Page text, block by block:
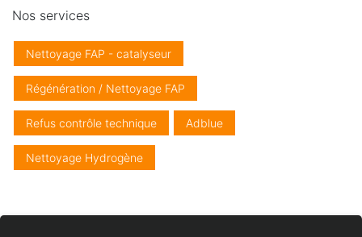
Nos services
Nettoyage FAP - catalyseur
Régénération / Nettoyage FAP
Refus contrôle technique Adblue
Nettoyage Hydrogène